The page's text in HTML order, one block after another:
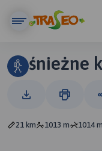
śnieżne
21 km 1013 m 1014 m